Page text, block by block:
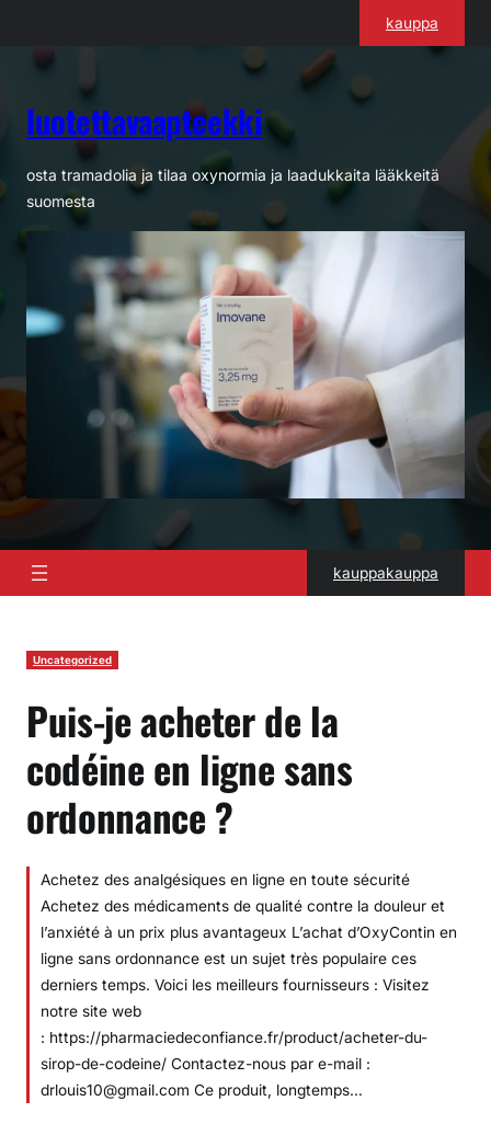
kauppa
luotettavaapteekki
osta tramadolia ja tilaa oxynormia ja laadukkaita lääkkeitä
suomesta
kauppakauppa
Uncategorized
Puis-je acheter de la
codéine en ligne sans
ordonnance ?
Achetez des analgésiques en ligne en toute sécurité
Achetez des médicaments de qualité contre la douleur et
l’anxiété à un prix plus avantageux L’achat d’OxyContin en
ligne sans ordonnance est un sujet très populaire ces
derniers temps. Voici les meilleurs fournisseurs : Visitez
notre site web
: https://pharmaciedeconfiance.fr/product/acheter-du-
sirop-de-codeine/ Contactez-nous par e-mail :
drlouis10@gmail.com Ce produit, longtemps…